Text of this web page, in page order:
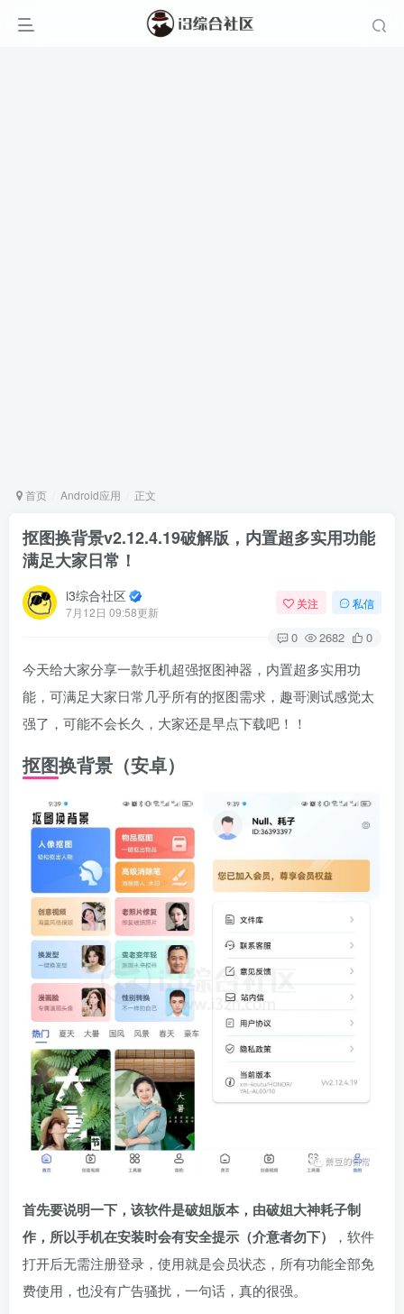
首页 Android应用 正文
抠图换背景v2.12.4.19破解版，内置超多实用功能
满足大家日常！
i3综合社区
7月12日 09:58更新
关注 私信
0 2682 0
今天给大家分享一款手机超强抠图神器，内置超多实用功
能，可满足大家日常几乎所有的抠图需求，趣哥测试感觉太
强了，可能不会长久，大家还是早点下载吧！！
抠图换背景（安卓）
首先要说明一下，该软件是破姐版本，由破姐大神耗子制
作，所以手机在安装时会有安全提示（介意者勿下）
，软件
打开后无需注册登录，使用就是会员状态，所有功能全部免
费使用，也没有广告骚扰，一句话，真的很强。